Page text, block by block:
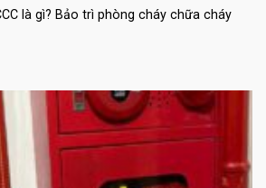
là gì? Bảo trì phòng cháy chữa cháy